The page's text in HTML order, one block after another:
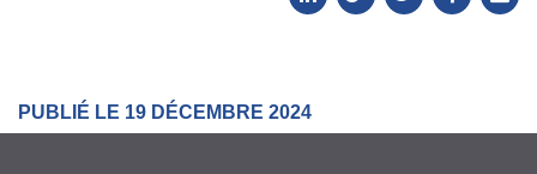
PUBLIÉ LE 19 DÉCEMBRE 2024